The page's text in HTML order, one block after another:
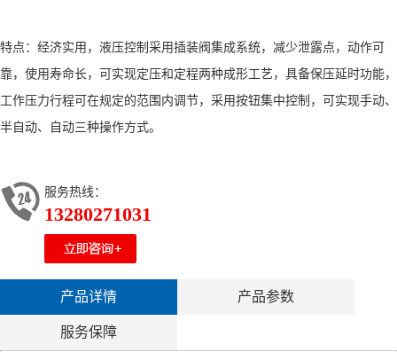
特点：经济实用，液压控制采用插装阀集成系统，减少泄露点，动作可
靠，使用寿命长，可实现定压和定程两种成形工艺，具备保压延时功能，
工作压力行程可在规定的范围内调节，采用按钮集中控制，可实现手动、
半自动、自动三种操作方式。
服务热线：
13280271031
产品详情 产品参数
服务保障